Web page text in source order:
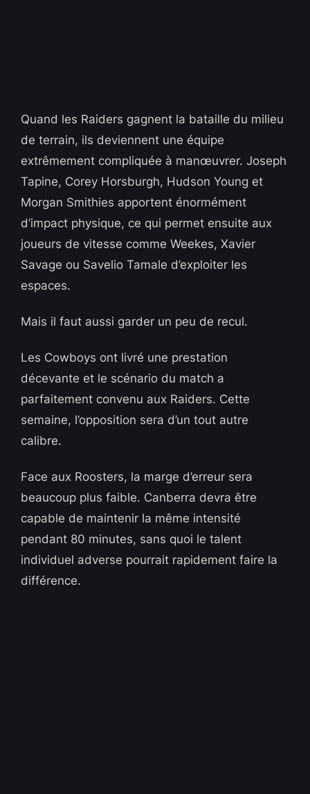
Quand les Raiders gagnent la bataille du milieu
de terrain, ils deviennent une équipe
extrêmement compliquée à manœuvrer. Joseph
Tapine, Corey Horsburgh, Hudson Young et
Morgan Smithies apportent énormément
d’impact physique, ce qui permet ensuite aux
joueurs de vitesse comme Weekes, Xavier
Savage ou Savelio Tamale d’exploiter les
espaces.
Mais il faut aussi garder un peu de recul.
Les Cowboys ont livré une prestation
décevante et le scénario du match a
parfaitement convenu aux Raiders. Cette
semaine, l’opposition sera d’un tout autre
calibre.
Face aux Roosters, la marge d’erreur sera
beaucoup plus faible. Canberra devra être
capable de maintenir la même intensité
pendant 80 minutes, sans quoi le talent
individuel adverse pourrait rapidement faire la
différence.